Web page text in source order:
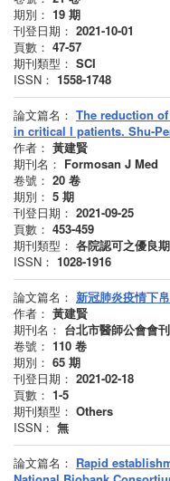
期別： 19 期
刊登日期： 2021-10-01
頁數： 47-57
期刊類型： SCI
ISSN： 1558-1748
論文篇名： The reduction
in critical l patients. Shu-
作者： 黃建賢
期刊名： Formosan J Med
卷號： 20 卷
期別： 5 期
刊登日期： 2021-09-25
頁數： 453-459
期刊類型： 各院認可之優良
ISSN： 1028-1916
論文篇名： 新冠肺炎疫情下
作者： 黃建賢
期刊名： 台北市醫師公會會刊
卷號： 110 卷
期別： 65 期
刊登日期： 2021-02-18
頁數： 1-5
期刊類型： Others
ISSN： 無
論文篇名： Rapid